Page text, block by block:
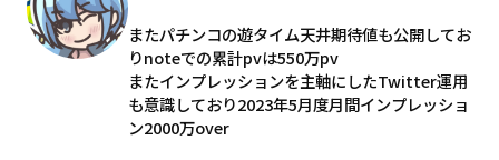
またパチンコの遊タイム天井期待値も公開してお
りnoteでの累計pvは550万pv
またインプレッションを主軸にしたTwitter運用
も意識しており2023年5月度月間インプレッショ
ン2000万over